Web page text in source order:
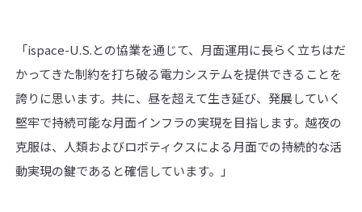
「ispace-U.S.との協業を通じて、月面運用に長らく立ちはだ
かってきた制約を打ち破る電力システムを提供できることを
誇りに思います。共に、昼を超えて生き延び、発展していく
堅牢で持続可能な月面インフラの実現を目指します。越夜の
克服は、人類およびロボティクスによる月面での持続的な活
動実現の鍵であると確信しています。」